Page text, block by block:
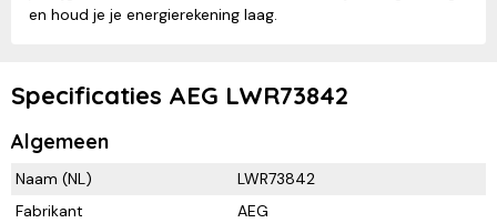
en houd je je energierekening laag.
Specificaties AEG LWR73842
Algemeen
Naam (NL)
LWR73842
Fabrikant
AEG